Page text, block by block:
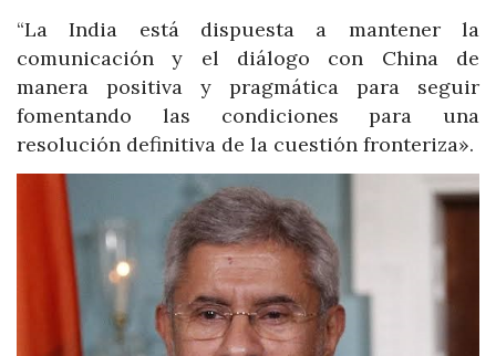
“La India está dispuesta a mantener la
comunicación y el diálogo con China de
manera positiva y pragmática para seguir
fomentando las condiciones para una
resolución definitiva de la cuestión fronteriza».